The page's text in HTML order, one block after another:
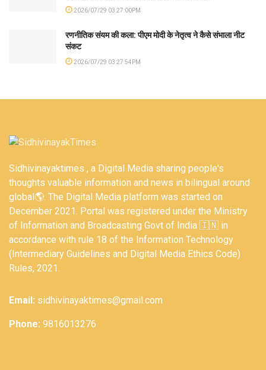
2026/07/29 03:27:00PM
रणनीतिक संयम की कला: पीएम मोदी के नेतृत्व ने कैसे संभाला नीट
संकट
2026/07/29 03:27:54PM
Sidhivinayaktimes , a Digital Media sharing people's
thoughts valuable information and news in bilingual around
global🌎. The Digital Media platform was started on
December 2021. Portal was registered under the Ministry
of Information and Broadcasting Govt of India 🇮🇳 in
accordance with rule 18 of the Information Technology
(Intermediary Guidelines and Digital Media Ethics Code)
Rules, 2021.
Email: sidhivinayaktimes@gmail.com
Phone: 9816013276